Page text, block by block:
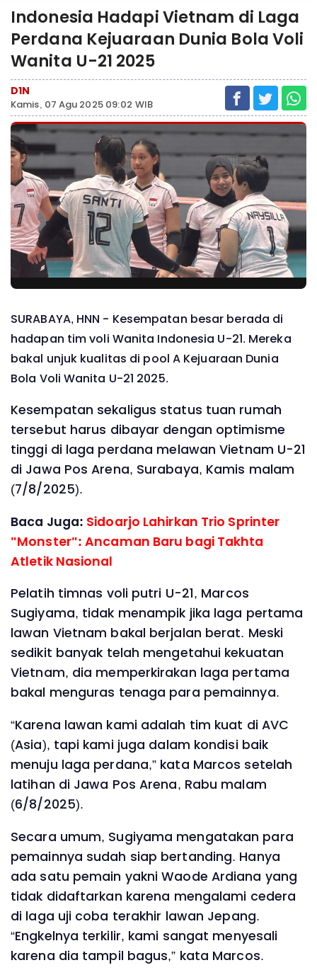
Indonesia Hadapi Vietnam di Laga
Perdana Kejuaraan Dunia Bola Voli
Wanita U-21 2025
D1N
Kamis, 07 Agu 2025 09:02 WIB
SURABAYA, HNN - Kesempatan besar berada di
hadapan tim voli Wanita Indonesia U-21. Mereka
bakal unjuk kualitas di pool A Kejuaraan Dunia
Bola Voli Wanita U-21 2025.
Kesempatan sekaligus status tuan rumah
tersebut harus dibayar dengan optimisme
tinggi di laga perdana melawan Vietnam U-21
di Jawa Pos Arena, Surabaya, Kamis malam
(7/8/2025).
Baca Juga: Sidoarjo Lahirkan Trio Sprinter
"Monster": Ancaman Baru bagi Takhta
Atletik Nasional
Pelatih timnas voli putri U-21, Marcos
Sugiyama, tidak menampik jika laga pertama
lawan Vietnam bakal berjalan berat. Meski
sedikit banyak telah mengetahui kekuatan
Vietnam, dia memperkirakan laga pertama
bakal menguras tenaga para pemainnya.
“Karena lawan kami adalah tim kuat di AVC
(Asia), tapi kami juga dalam kondisi baik
menuju laga perdana,” kata Marcos setelah
latihan di Jawa Pos Arena, Rabu malam
(6/8/2025).
Secara umum, Sugiyama mengatakan para
pemainnya sudah siap bertanding. Hanya
ada satu pemain yakni Waode Ardiana yang
tidak didaftarkan karena mengalami cedera
di laga uji coba terakhir lawan Jepang.
“Engkelnya terkilir, kami sangat menyesali
karena dia tampil bagus,” kata Marcos.